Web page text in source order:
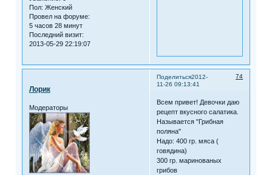
Пол: Женский
Провел на форуме:
5 часов 28 минут
Последний визит:
2013-05-29 22:19:07
Поделиться 74
2012-
11-26 09:13:41
Лорик
Модераторы
Всем привет! Девочки даю
рецепт вкусного салатика.
Называется "Грибная
поляна"
Надо: 400 гр. мяса (
говядина)
300 гр. маринованых
грибов